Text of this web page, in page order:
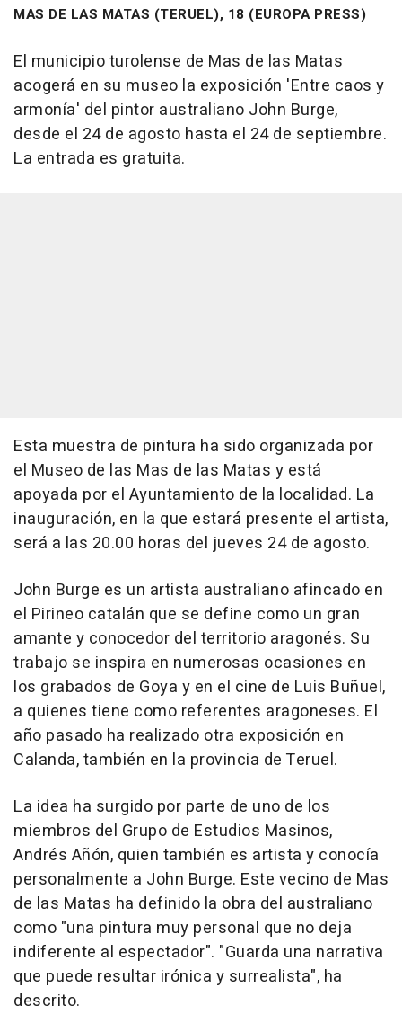
MAS DE LAS MATAS (TERUEL), 18 (EUROPA PRESS)
El municipio turolense de Mas de las Matas
acogerá en su museo la exposición 'Entre caos y
armonía' del pintor australiano John Burge,
desde el 24 de agosto hasta el 24 de septiembre.
La entrada es gratuita.
Esta muestra de pintura ha sido organizada por
el Museo de las Mas de las Matas y está
apoyada por el Ayuntamiento de la localidad. La
inauguración, en la que estará presente el artista,
será a las 20.00 horas del jueves 24 de agosto.
John Burge es un artista australiano afincado en
el Pirineo catalán que se define como un gran
amante y conocedor del territorio aragonés. Su
trabajo se inspira en numerosas ocasiones en
los grabados de Goya y en el cine de Luis Buñuel,
a quienes tiene como referentes aragoneses. El
año pasado ha realizado otra exposición en
Calanda, también en la provincia de Teruel.
La idea ha surgido por parte de uno de los
miembros del Grupo de Estudios Masinos,
Andrés Añón, quien también es artista y conocía
personalmente a John Burge. Este vecino de Mas
de las Matas ha definido la obra del australiano
como "una pintura muy personal que no deja
indiferente al espectador". "Guarda una narrativa
que puede resultar irónica y surrealista", ha
descrito.